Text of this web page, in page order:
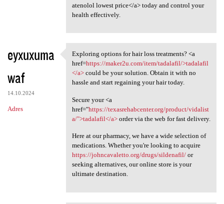
atenolol lowest price</a> today and control your
health effectively.
eyxuxuma
waf
14.10.2024
Adres
Exploring options for hair
Exploring options for hair loss treatments? <a
href=https://maker2u.com/item/tadalafil/>tadalafil
</a>could be your solution. Obtain it with no
hassle and start regaining your hair today.
Secure your <a
href="https://texasrehabcenter.org/product/vidalist
a/">tadalafil</a>order via the web for fast delivery.
Here at our pharmacy, we have a wide selection of
medications. Whether you're looking to acquire
https://johncavaletto.org/drugs/sildenafil/or
seeking alternatives, our online store is your
ultimate destination.